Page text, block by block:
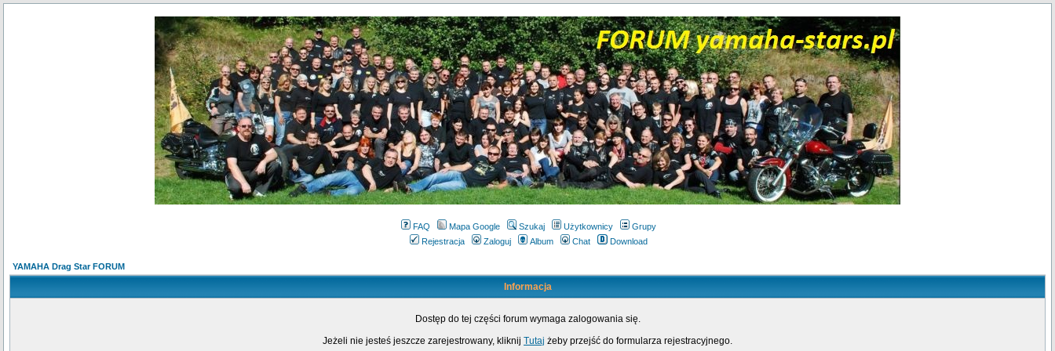
FAQ Mapa Google Szukaj Użytkownicy
Grupy
Rejestracja
Zaloguj Album Chat Download
YAMAHA Drag Star FORUM
Informacja
Dostęp do tej części forum wymaga zalogowania się.
Jeżeli nie jesteś jeszcze zarejestrowany, kliknij Tutaj żeby przejść do formularza rejestracyjnego.